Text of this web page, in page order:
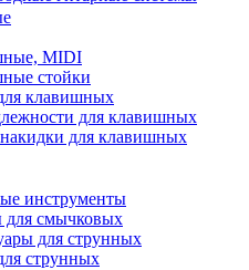
MIDI
стойки
клавишных
для клавишных
для клавишных
инструменты
смычковых
для струнных
струнных